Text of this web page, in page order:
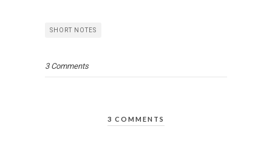
SHORT NOTES
3 Comments
3 COMMENTS